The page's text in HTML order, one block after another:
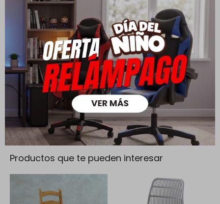
Cambios y Devoluciones
Todas las compras realizadas tienen un plazo de 5 días para
su cambio.
Ver mas
Medios de pago
Productos que te pueden interesar